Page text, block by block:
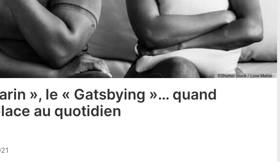
», le « Gatsbying »… quand
au quotidien